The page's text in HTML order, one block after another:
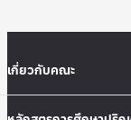
เกี่ยวกับคณะ